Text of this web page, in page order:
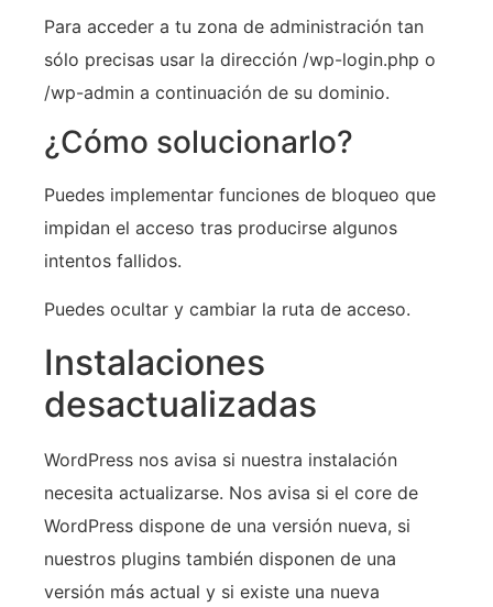
Para acceder a tu zona de administración tan
sólo precisas usar la dirección /wp-login.php o
/wp-admin a continuación de su dominio.
¿Cómo solucionarlo?
Puedes implementar funciones de bloqueo que
impidan el acceso tras producirse algunos
intentos fallidos.
Puedes ocultar y cambiar la ruta de acceso.
Instalaciones
desactualizadas
WordPress nos avisa si nuestra instalación
necesita actualizarse. Nos avisa si el core de
WordPress dispone de una versión nueva, si
nuestros plugins también disponen de una
versión más actual y si existe una nueva